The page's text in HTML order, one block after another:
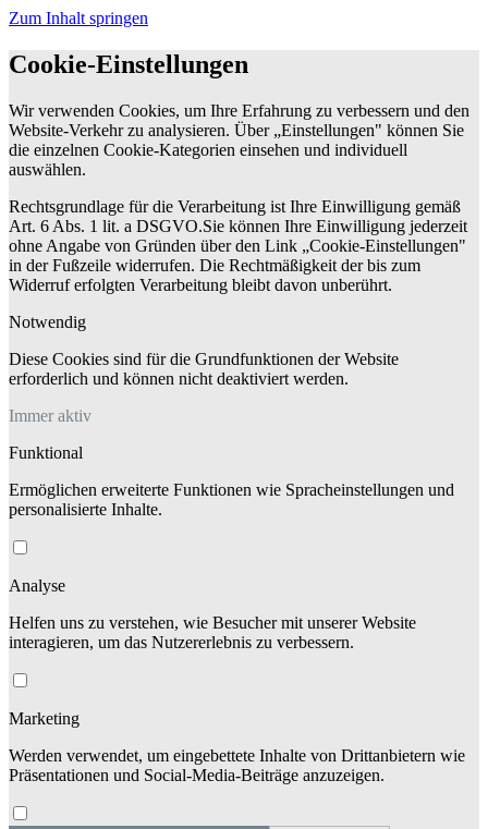
Zum Inhalt springen
Cookie-Einstellungen
Wir verwenden Cookies, um Ihre Erfahrung zu verbessern und den
Website-Verkehr zu analysieren. Über „Einstellungen" können Sie
die einzelnen Cookie-Kategorien einsehen und individuell
auswählen.
Rechtsgrundlage für die Verarbeitung ist Ihre Einwilligung gemäß
Art. 6 Abs. 1 lit. a DSGVO.Sie können Ihre Einwilligung jederzeit
ohne Angabe von Gründen über den Link „Cookie-Einstellungen"
in der Fußzeile widerrufen. Die Rechtmäßigkeit der bis zum
Widerruf erfolgten Verarbeitung bleibt davon unberührt.
Notwendig
Diese Cookies sind für die Grundfunktionen der Website
erforderlich und können nicht deaktiviert werden.
Immer aktiv
Funktional
Ermöglichen erweiterte Funktionen wie Spracheinstellungen und
personalisierte Inhalte.
Analyse
Helfen uns zu verstehen, wie Besucher mit unserer Website
interagieren, um das Nutzererlebnis zu verbessern.
Marketing
Werden verwendet, um eingebettete Inhalte von Drittanbietern wie
Präsentationen und Social-Media-Beiträge anzuzeigen.